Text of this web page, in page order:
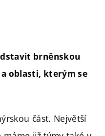
brněnskou
oblasti, kterým se
část. Největší